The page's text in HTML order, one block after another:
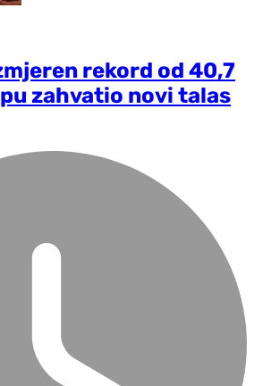
rekord od 40,7
zahvatio novi talas